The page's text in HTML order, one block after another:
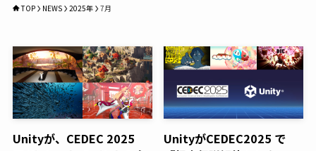
TOP NEWS 2025年 7月
Unityが、CEDEC 2025
UnityがCEDEC2025 で